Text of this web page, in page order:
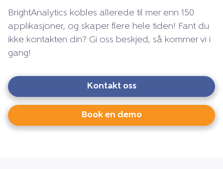
BrightAnalytics kobles allerede til mer enn 150
applikasjoner, og skaper flere hele tiden! Fant du
ikke kontakten din? Gi oss beskjed, så kommer vi i
gang!
Kontakt oss
Book en demo